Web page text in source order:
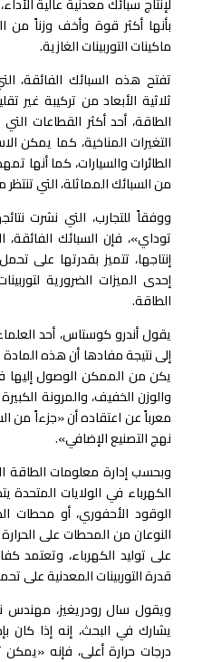
بأنها أكثر قوة وأخف وزناً
ماكينات التوربينات الغازية.
تفتح هذه السبائك الفائقة،
ثلاثية الأبعاد من تركيبة غير
الطاقة، أحد أكثر القطاعات
التغيرات المناخية، كما يمكن
الطائرات والسيارات، كما أنها
من السبائك المماثلة، التي
ووفقاً للتجارب، التي نشرت
توداي»، فإن السبائك
إنتاجها، تتميز بقدرتها على
إحدى الميزات الضرورية
الطاقة.
يقول أندرو كوستاس، أحد
إلى نتيجة مفادها أن هذه
يكن من الممكن الوصول إليها
والوزن الخفيف، والمرونة
معرباً عن اعتقاده أن «جزءاً من
نهج التصنيع الإضافي».
الكهرباء في الولايات
الوقود الأحفوري، أو محطات
النوعان من المحطات على
على توليد الكهرباء،
قدرة التوربينات المعدنية على
ويقول سال رودريغيز، مهندس
يشارك في البحث، إنه إذا كان
درجات حرارة أعلى، فإنه